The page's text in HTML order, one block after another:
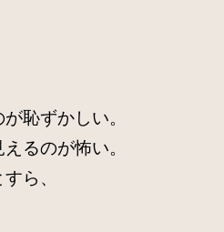
恥ずかしい。
るのが怖い。
ら、